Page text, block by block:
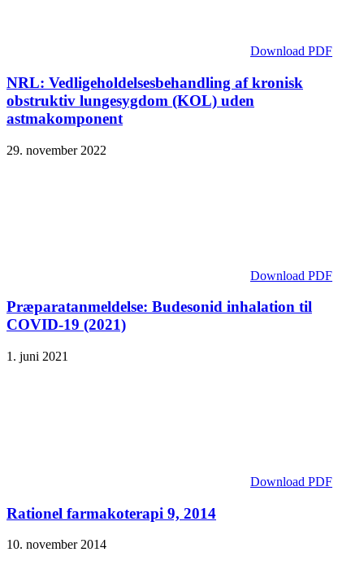
Download PDF
NRL: Vedligeholdelsesbehandling af kronisk
obstruktiv lungesygdom (KOL) uden
astmakomponent
29. november 2022
Download PDF
Præparatanmeldelse: Budesonid inhalation til
COVID-19 (2021)
1. juni 2021
Download PDF
Rationel farmakoterapi 9, 2014
10. november 2014